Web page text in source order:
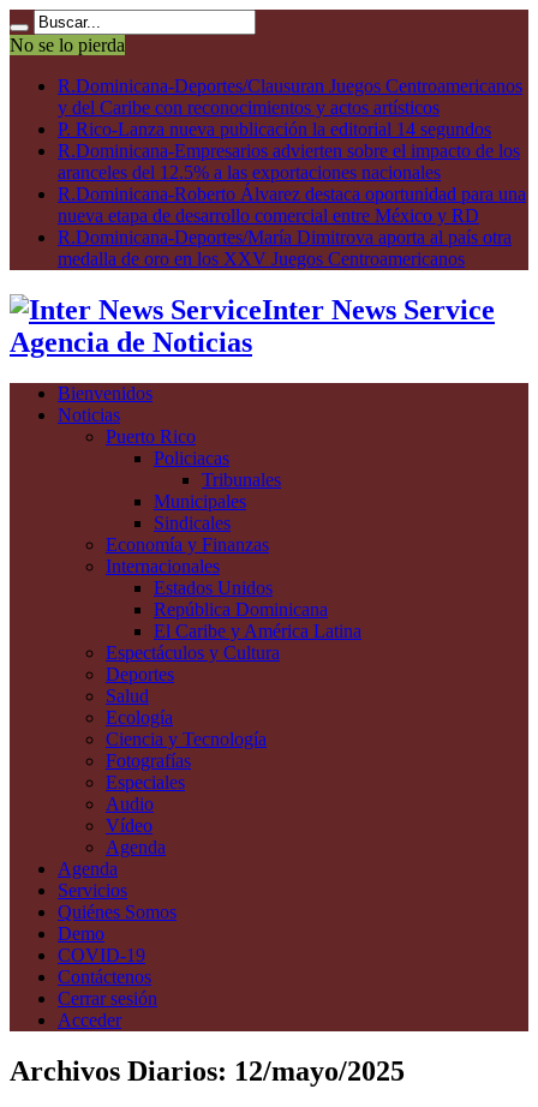
No se lo pierda
R.Dominicana-Deportes/Clausuran Juegos Centroamericanos
y del Caribe con reconocimientos y actos artísticos
P. Rico-Lanza nueva publicación la editorial 14 segundos
R.Dominicana-Empresarios advierten sobre el impacto de los
aranceles del 12.5% a las exportaciones nacionales
R.Dominicana-Roberto Álvarez destaca oportunidad para una
nueva etapa de desarrollo comercial entre México y RD
R.Dominicana-Deportes/María Dimitrova aporta al país otra
medalla de oro en los XXV Juegos Centroamericanos
Inter News Service
Agencia de Noticias
Bienvenidos
Noticias
Puerto Rico
Policiacas
Tribunales
Municipales
Sindicales
Economía y Finanzas
Internacionales
Estados Unidos
República Dominicana
El Caribe y América Latina
Espectáculos y Cultura
Deportes
Salud
Ecología
Ciencia y Tecnología
Fotografías
Especiales
Audio
Vídeo
Agenda
Agenda
Servicios
Quiénes Somos
Demo
COVID-19
Contáctenos
Cerrar sesión
Acceder
Archivos Diarios: 12/mayo/2025